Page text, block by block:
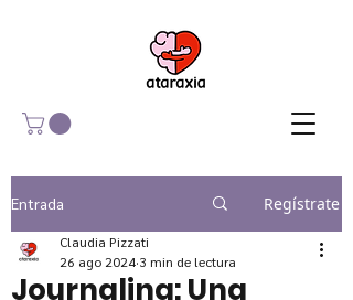
Entrada Regístrate
Journaling: Una
Claudia Pizzati
26 ago 2024 3 min de lectura